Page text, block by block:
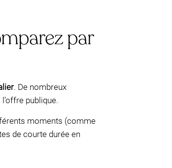
par
. De nombreux
publique.
moments (comme
de courte durée en